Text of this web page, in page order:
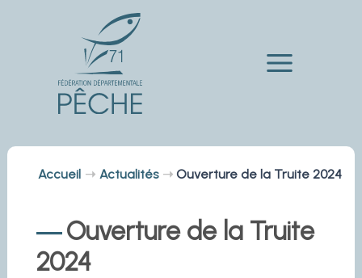
Main
Accueil Actualités Ouverture de la Truite 2024
Ouverture de la Truite
2024